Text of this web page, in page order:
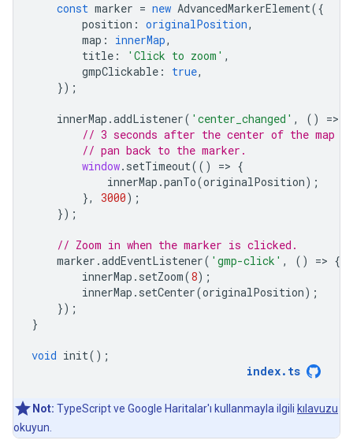
const marker = new AdvancedMarkerElement({
position : originalPosition,
map : innerMap,
title : 'Click to zoom' ,
gmpClickable : true,
});
innerMap .addListener( 'center_changed' , () =>
// 3 seconds after the center of the map
// pan back to the marker.
window. setTimeout(() => {
innerMap .panTo(originalPosition);
},
3000);
});
// Zoom in when the marker is clicked.
marker .addEventListener( 'gmp-click' , () => {
innerMap . setZoom(8);
innerMap . setCenter(originalPosition);
});
}
void init();
index. ts
Not: TypeScript ve Google Haritalar'ı kullanmayla ilgili kılavuzu
okuyun.